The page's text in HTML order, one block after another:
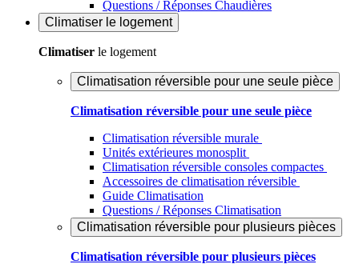
Questions / Réponses Chaudières
Climatiser le logement
Climatiser le logement
Climatisation réversible pour une seule pièce
Climatisation réversible pour une seule pièce
Climatisation réversible murale
Unités extérieures monosplit
Climatisation réversible consoles compactes
Accessoires de climatisation réversible
Guide Climatisation
Questions / Réponses Climatisation
Climatisation réversible pour plusieurs pièces
Climatisation réversible pour plusieurs pièces